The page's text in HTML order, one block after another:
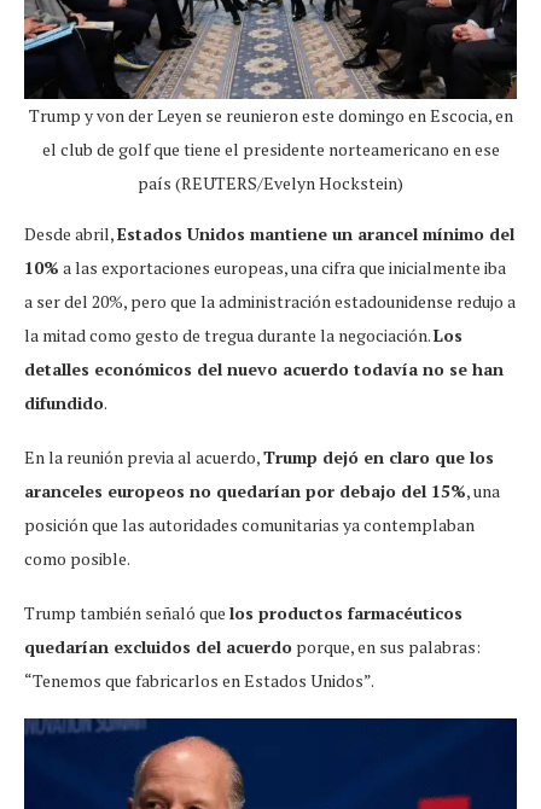
Trump y von der Leyen se reunieron este domingo en Escocia, en
el club de golf que tiene el presidente norteamericano en ese
país (REUTERS/Evelyn Hockstein)
Desde abril,Estados Unidos mantiene un arancel mínimo del
10% a las exportaciones europeas, una cifra que inicialmente iba
a ser del 20%, pero que la administración estadounidense redujo a
la mitad como gesto de tregua durante la negociación.Los
detalles económicos del nuevo acuerdo todavía no se han
difundido.
En la reunión previa al acuerdo,Trump dejó en claro que los
aranceles europeos no quedarían por debajo del 15%, una
posición que las autoridades comunitarias ya contemplaban
como posible.
Trump también señaló que los productos farmacéuticos
quedarían excluidos del acuerdo porque, en sus palabras:
“Tenemos que fabricarlos en Estados Unidos”.